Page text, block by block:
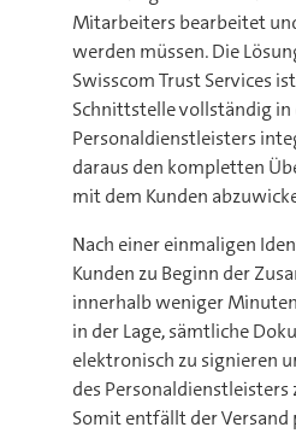
Mitarbeiters bearbeitet
werden müssen. Die
Swisscom Trust Services
Schnittstelle vollständig in
Personaldienstleisters
daraus den kompletten
mit dem Kunden
Nach einer einmaligen
Kunden zu Beginn der
innerhalb weniger
in der Lage, sämtliche
elektronisch zu signieren
des Personaldienstleisters
Somit entfällt der